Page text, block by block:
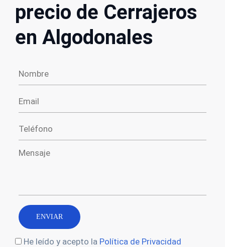
precio de Cerrajeros
en Algodonales
He leído y acepto la Política de Privacidad